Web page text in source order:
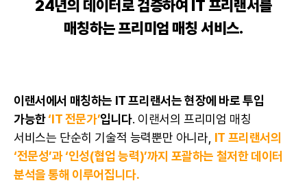
24년의 데이터로 검증하여 IT 프리랜서를
매칭하는 프리미엄 매칭 서비스.
이랜서에서 매칭하는 IT 프리랜서는 현장에 바로 투입
가능한‘IT 전문가’입니다. 이랜서의 프리미엄 매칭
서비스는 단순히 기술적 능력뿐만 아니라, IT 프리랜서의
‘전문성’과 ‘인성(협업 능력)’까지 포괄하는 철저한 데이터
분석을 통해 이루어집니다.